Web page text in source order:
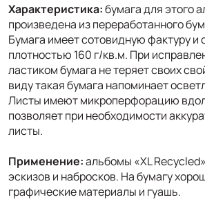
Характеристика:бумага для этого
произведена из переработанного
Бумага имеет сотовидную фактуру и
плотностью 160 г/кв.м. При
ластиком бумага не теряет своих
виду такая бумага напоминает
Листы имеют микроперфорацию
позволяет при необходимости
листы.
Применение:альбомы «XL
эскизов и набросков. На бумагу
графические материалы и гуашь.